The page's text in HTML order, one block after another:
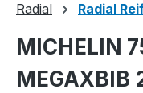
Radial Radial
MICHELIN
MEGAXBIB